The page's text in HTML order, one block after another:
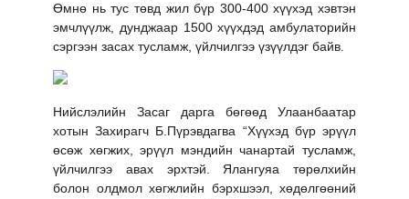
Өмнө нь тус төвд жил бүр 300-400 хүүхэд хэвтэн
эмчлүүлж, дунджаар 1500 хүүхдэд амбулаторийн
сэргээн засах тусламж, үйлчилгээ үзүүлдэг байв.
Нийслэлийн Засаг дарга бөгөөд Улаанбаатар
хотын Захирагч Б.Пүрэвдагва “Хүүхэд бүр эрүүл
өсөж хөгжих, эрүүл мэндийн чанартай тусламж,
үйлчилгээ авах эрхтэй. Ялангуяа төрөлхийн
болон олдмол хөгжлийн бэрхшээл, хөдөлгөөний